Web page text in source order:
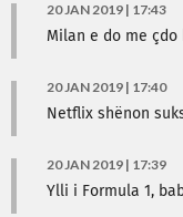
20 JAN 2019 | 17:43
Milan e do me
20 JAN 2019 | 17:40
Netflix shënon
20 JAN 2019 | 17:39
Ylli i Formula 1,